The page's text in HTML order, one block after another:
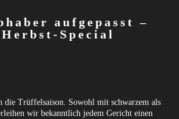
aufgepasst –
Special
die Trüffelsaison. Sowohl mit schwarzem als
wir bekanntlich jedem Gericht einen